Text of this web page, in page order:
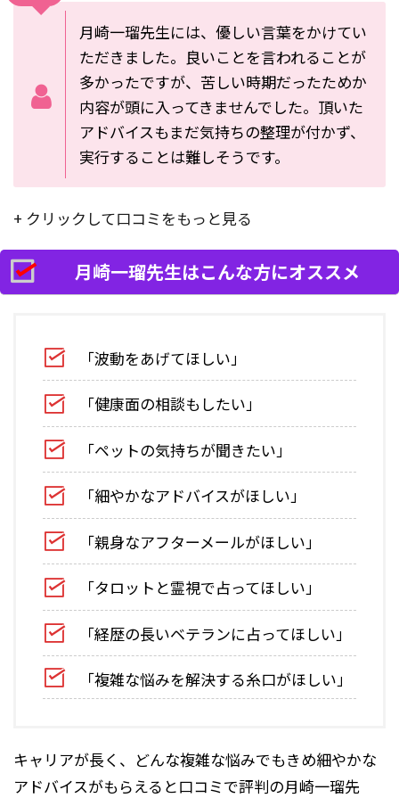
月崎一瑠先生には、優しい言葉をかけてい
ただきました。良いことを言われることが
多かったですが、苦しい時期だったためか
内容が頭に入ってきませんでした。頂いた
アドバイスもまだ気持ちの整理が付かず、
実行することは難しそうです。
+ クリックして口コミをもっと見る
月崎一瑠先生はこんな方にオススメ
「波動をあげてほしい」
「健康面の相談もしたい」
「ペットの気持ちが聞きたい」
「細やかなアドバイスがほしい」
「親身なアフターメールがほしい」
「タロットと霊視で占ってほしい」
「経歴の長いベテランに占ってほしい」
「複雑な悩みを解決する糸口がほしい」
キャリアが長く、どんな複雑な悩みでもきめ細やかな
アドバイスがもらえると口コミで評判の月崎一瑠先